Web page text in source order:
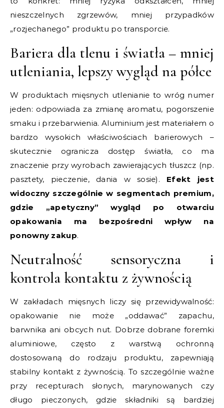
nieszczelnych zgrzewów, mniej przypadków
„rozjechanego” produktu po transporcie.
Bariera dla tlenu i światła – mniej
utleniania, lepszy wygląd na półce
W produktach mięsnych utlenianie to wróg numer
jeden: odpowiada za zmianę aromatu, pogorszenie
smaku i przebarwienia. Aluminium jest materiałem o
bardzo wysokich właściwościach barierowych –
skutecznie ogranicza dostęp światła, co ma
znaczenie przy wyrobach zawierających tłuszcz (np.
pasztety, pieczenie, dania w sosie). Efekt jest
widoczny szczególnie w segmentach premium,
gdzie „apetyczny” wygląd po otwarciu
opakowania ma bezpośredni wpływ na
ponowny zakup.
Neutralność sensoryczna i
kontrola kontaktu z żywnością
W zakładach mięsnych liczy się przewidywalność:
opakowanie nie może „oddawać” zapachu,
barwnika ani obcych nut. Dobrze dobrane foremki
aluminiowe, często z warstwą ochronną
dostosowaną do rodzaju produktu, zapewniają
stabilny kontakt z żywnością. To szczególnie ważne
przy recepturach słonych, marynowanych czy
długo pieczonych, gdzie składniki są bardziej